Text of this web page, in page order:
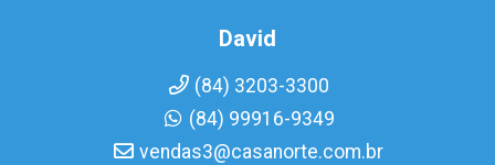
David
(84) 3203-3300
(84) 99916-9349
vendas3@casanorte.com.br